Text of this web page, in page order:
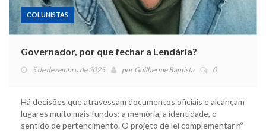
COLUNISTAS
Governador, por que fechar a Lendária?
5 de dezembro de 2025 porGuilherme Baptista 0
Há decisões que atravessam documentos oficiais e alcançam
lugares muito mais fundos: a memória, a identidade, o
sentido de pertencimento. O projeto de lei complementar nº